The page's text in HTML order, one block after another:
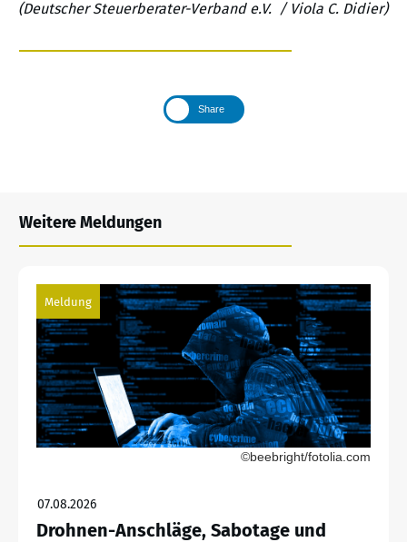
(Deutscher Steuerberater-Verband e.V. / Viola C. Didier)
Share
Weitere Meldungen
Meldung
©beebright/fotolia.com
07.08.2026
Drohnen-Anschläge, Sabotage und